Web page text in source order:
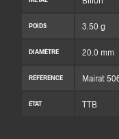
POIDS 3.50 g
DIAMÈTRE 20.0 mm
RÉFÉRENCE Mairat
ÉTAT TTB